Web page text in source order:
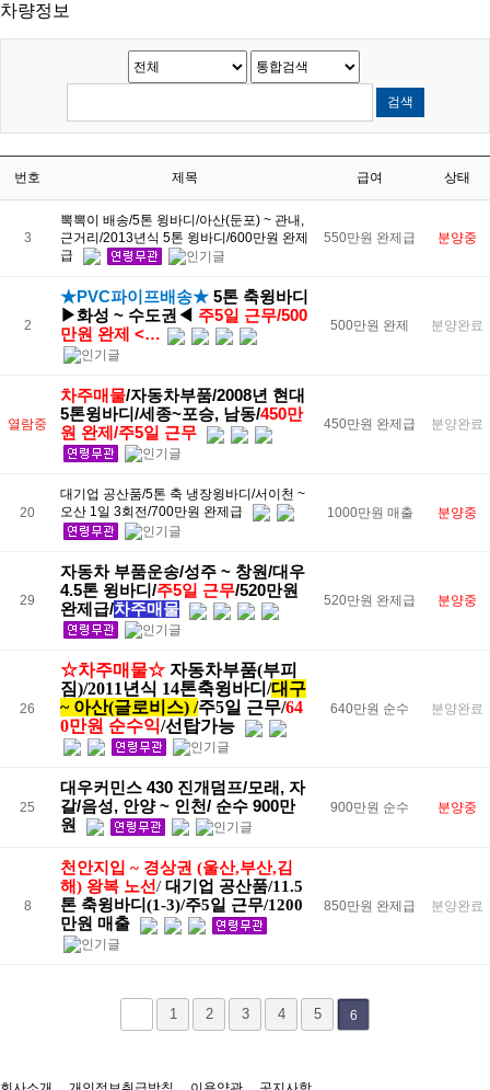
차량정보
번호 제목 급여 상태
3
뽁뽁이 배송/5톤 윙바디/아산(둔포) ~ 관내,
근거리/2013년식 5톤 윙바디/600만원 완제
급
550만원 완제급 분양중
2
★PVC파이프배송★ ​5톤 축윙바디
▶화성 ~ 수도권◀ 주5일 근무/500
만원 완제 <…
500만원 완제 분양완료
열람중
차주매물/자동차부품/2008년 현대
5톤윙바디/세종~포승, 남동/450만
원 완제/주5일 근무
450만원 완제급 분양완료
20
대기업 공산품/5톤 축 냉장윙바디/서이천 ~
오산 1일 3회전/700만원 완제급
1000만원 매출 분양중
29
자동차 부품운송/성주 ~ 창원/대우
4.5톤 윙바디/주5일 근무/520만원
완제급/차주매물 520만원 완제급 분양중
26
☆차주매물☆ 자동차부품(부피
짐)/2011년식 14톤축윙바디/대구
~ 아산(글로비스) /주5일 근무/64
0만원 순수익/선탑가능
640만원 순수 분양완료
25
대우커민스 430 진개덤프/모래, 자
갈/음성, 안양 ~ 인천/ 순수 900만
원
900만원 순수 분양중
8
천안지입 ~ 경상권 (울산,부산,김
해) 왕복 노선/ 대기업 공산품/11.5
톤 축윙바디(1-3)/주5일 근무/1200
만원 매출
850만원 완제급 분양완료
1 2 3 4 5 6